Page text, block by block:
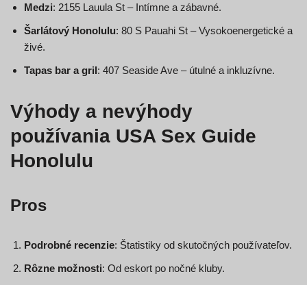
Medzi: 2155 Lauula St – Intímne a zábavné.
Šarlátový Honolulu: 80 S Pauahi St – Vysokoenergetické a
živé.
Tapas bar a gril: 407 Seaside Ave – útulné a inkluzívne.
Výhody a nevýhody
používania USA Sex Guide
Honolulu
Pros
Podrobné recenzie: Štatistiky od skutočných používateľov.
Rôzne možnosti: Od eskort po nočné kluby.